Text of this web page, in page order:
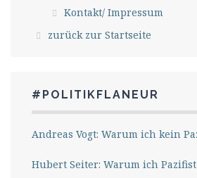
Kontakt/ Impressum
zurück zur Startseite
#POLITIKFLANEUR
Andreas Vogt: Warum ich kein
Hubert Seiter: Warum ich